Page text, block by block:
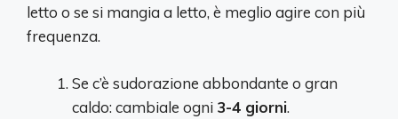
letto o se si mangia a letto, è meglio agire con più
frequenza.
Se c’è sudorazione abbondante o gran
caldo: cambiale ogni 3-4 giorni.